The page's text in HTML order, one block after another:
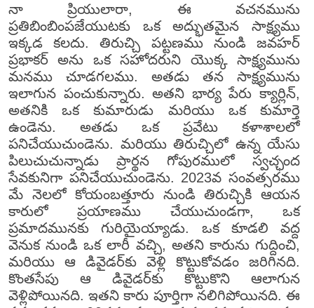
నా ప్రియులారా, ఈ వచనమును
ప్రతిబింబింపజేయుటకు ఒక అద్భుతమైన సాక్ష్యము
ఇక్కడ కలదు. తిరుచ్చి పట్టణము నుండి జవహర్
ప్రభాకర్ అను ఒక సహోదరుని యొక్క సాక్ష్యమును
మనము చూడగలము. అతడు తన సాక్ష్యమును
ఇలాగున పంచుకున్నారు. అతని భార్య పేరు క్యార్లిన్,
అతనికి ఒక కుమారుడు మరియు ఒక కుమార్తె
ఉండెను. అతడు ఒక ప్రవేటు కళాశాలలో
పనిచేయుచుండెను. మరియు తిరుచ్చిలో ఉన్న యేసు
పిలుచుచున్నాడు ప్రార్థన గోపురములో స్వచ్ఛంద
సేవకునిగా పనిచేయుచుండెను. 2023వ సంవత్సరము
మే నెలలో కోయంబత్తూరు నుండి తిరుచ్చికి ఆయన
కారులో ప్రయాణము చేయుచుండగా, ఒక
ప్రమాదమునకు గురియైయ్యాడు. ఒక కూడలి వద్ద
వెనుక నుండి ఒక లారీ వచ్చి, అతని కారును గుద్దించి,
మరియు ఆ డివైడర్‌కు వెళ్లి కొట్టుకోవడం జరిగినది.
కొంతసేపు ఆ డివైడర్‌కు కొట్టుకొని ఆలాగున
వెళ్లిపోయినది. ఇతని కారు పూర్తిగా నలిగిపోయినది. ఈ